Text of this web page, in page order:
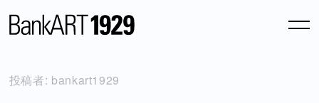
News
投稿者: bankart1929